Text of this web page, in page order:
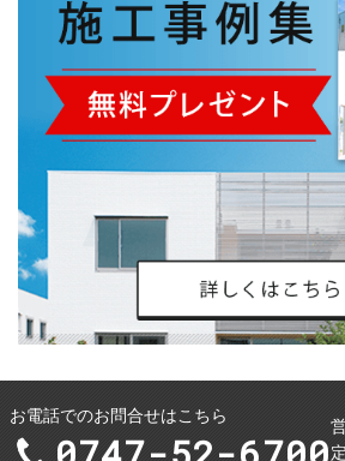
お電話でのお問合せはこちら